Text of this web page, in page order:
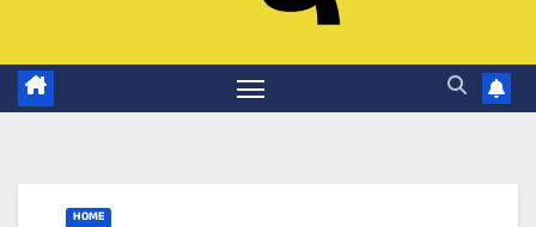
HOME